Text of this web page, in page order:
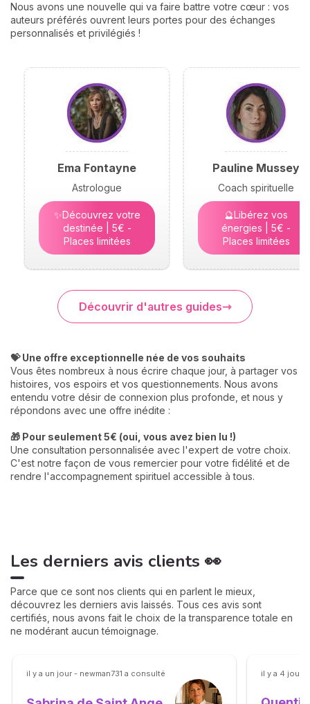
Nous avons une nouvelle qui va faire battre votre cœur : vos
auteurs préférés ouvrent leurs portes pour des échanges
personnalisés et privilégiés !
Ema Fontayne
Astrologue
✨Découvrez votre
destinée | 5€ -
Places limitées
Pauline Mussey
Coach spirituelle
🔮Libérez vos
énergies | 5€ -
Places limitées
Découvrir d'autres guides
💝 Une offre exceptionnelle née de vos souhaits
Vous êtes nombreux à nous écrire chaque jour, à partager vos
histoires, vos espoirs et vos questionnements. Nous avons
entendu votre désir de connexion plus profonde, et nous y
répondons avec une offre inédite :
🎁 Pour seulement 5€ (oui, vous avez bien lu !)
Une consultation personnalisée avec l'expert de votre choix.
C'est notre façon de vous remercier pour votre fidélité et de
rendre l'accompagnement spirituel accessible à tous.
Les derniers avis clients 👀
Parce que ce sont nos clients qui en parlent le mieux,
découvrez les derniers avis laissés. Tous ces avis sont
certifiés, nous avons fait le choix de la transparence totale en
ne modérant aucun témoignage.
il y a un jour - newman731 a consulté il y a 4